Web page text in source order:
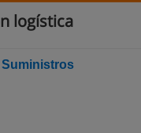
logística
Suministros